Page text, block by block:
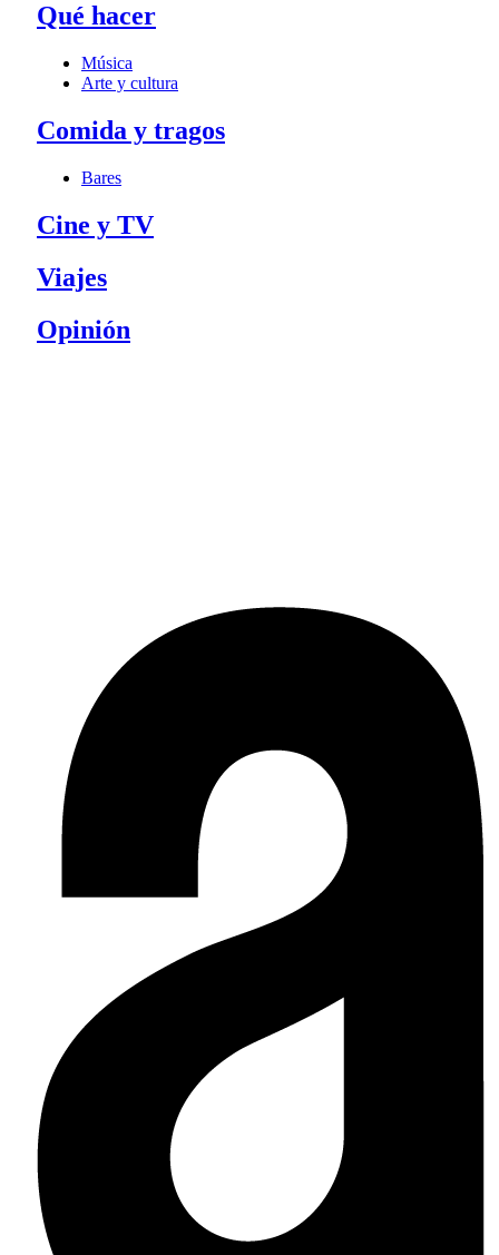
Qué hacer
Música
Arte y cultura
Comida y tragos
Bares
Cine y TV
Viajes
Opinión